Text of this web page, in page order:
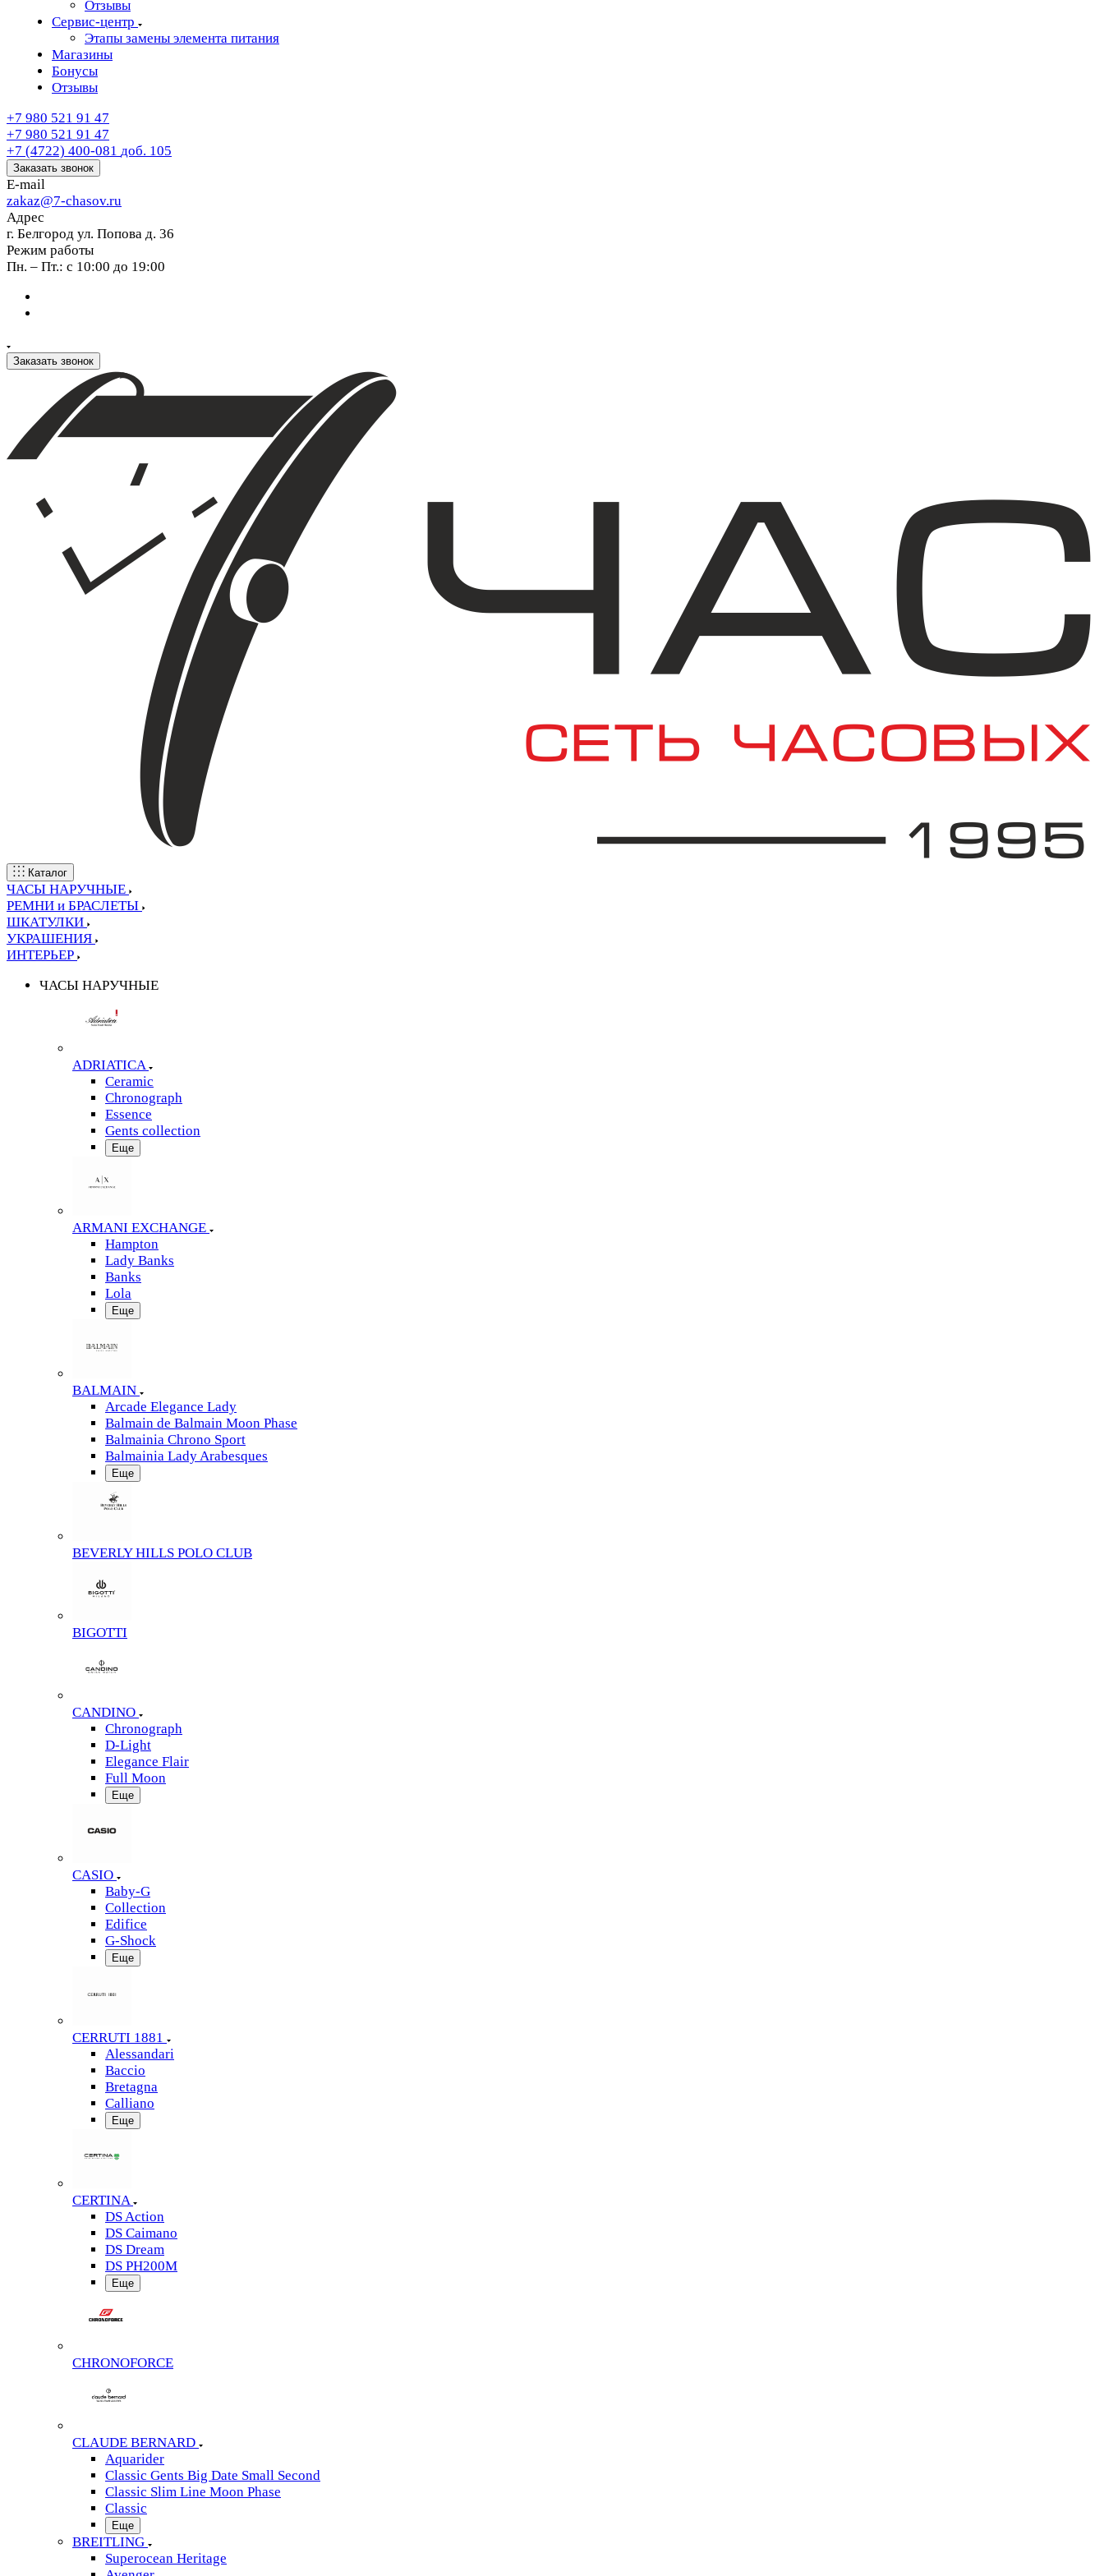
Отзывы
Сервис-центр
Этапы замены элемента питания
Магазины
Бонусы
Отзывы
+7 980 521 91 47
+7 980 521 91 47
+7 (4722) 400-081 доб. 105
Заказать звонок
E-mail
zakaz@7-chasov.ru
Адрес
г. Белгород ул. Попова д. 36
Режим работы
Пн. – Пт.: с 10:00 до 19:00
Заказать звонок
Каталог
ЧАСЫ НАРУЧНЫЕ
РЕМНИ и БРАСЛЕТЫ
ШКАТУЛКИ
УКРАШЕНИЯ
ИНТЕРЬЕР
ЧАСЫ НАРУЧНЫЕ
ADRIATICA
Ceramic
Chronograph
Essence
Gents collection
Еще
ARMANI EXCHANGE
Hampton
Lady Banks
Banks
Lola
Еще
BALMAIN
Arcade Elegance Lady
Balmain de Balmain Moon Phase
Balmainia Chrono Sport
Balmainia Lady Arabesques
Еще
BEVERLY HILLS POLO CLUB
BIGOTTI
CANDINO
Chronograph
D-Light
Elegance Flair
Full Moon
Еще
CASIO
Baby-G
Collection
Edifice
G-Shock
Еще
CERRUTI 1881
Alessandari
Baccio
Bretagna
Calliano
Еще
CERTINA
DS Action
DS Caimano
DS Dream
DS PH200M
Еще
CHRONOFORCE
CLAUDE BERNARD
Aquarider
Classic Gents Big Date Small Second
Classic Slim Line Moon Phase
Classic
Еще
BREITLING
Superocean Heritage